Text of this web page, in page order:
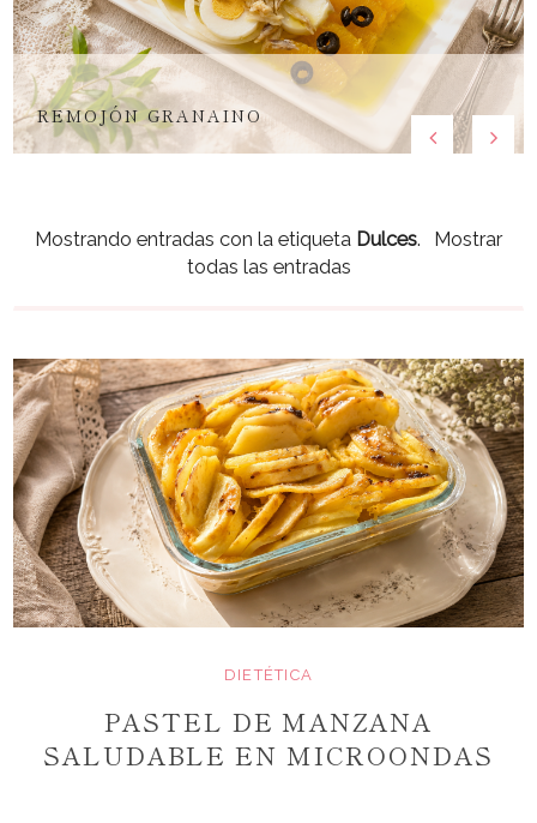
REMOJÓN GRANAINO
Mostrando entradas con la etiqueta Dulces.
Mostrar
todas las entradas
DIETÉTICA
PASTEL DE MANZANA
SALUDABLE EN MICROONDAS